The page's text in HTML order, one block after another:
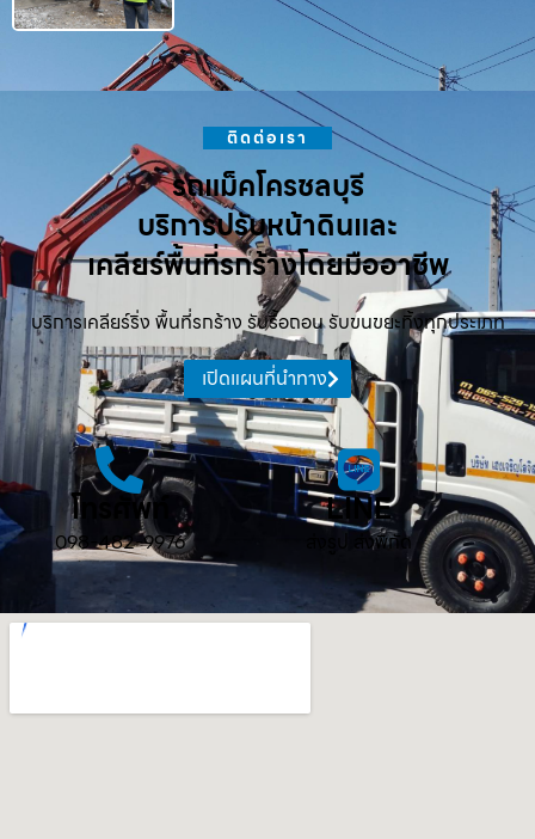
ติดต่อเรา
รถแม็คโครชลบุรี
บริการปรับหน้าดินและ
เคลียร์พื้นที่รกร้างโดยมืออาชีพ
บริการเคลียร์ริ่ง พื้นที่รกร้าง รับรื้อถอน รับขนขยะทิ้งทุกประเภท
เปิดแผนที่นำทาง
โทรศัพท์
098-482-9976
LINE
ส่งรูป ส่งพิกัด